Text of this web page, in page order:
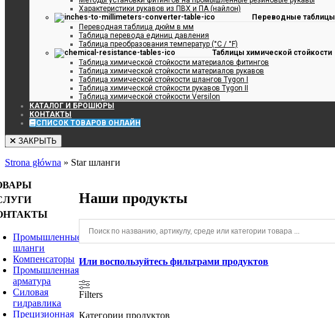
Характеристики рукавов из ПВХ и ПА (найлон)
Переводные таблицы
Переводная таблица дюйм в мм
Таблица перевода единиц давления
Таблица преобразования температур (°C / °F)
Таблицы химической стойкости
Таблица химической стойкости материалов фитингов
Таблица химической стойкости материалов рукавов
Таблица химической стойкости шлангов Tygon I
Таблица химической стойкости рукавов Tygon II
Таблица химической стойкости Versilon
КАТАЛОГ И БРОШЮРЫ
КОНТАКТЫ
СПИСОК ТОВАРОВ ОНЛАЙН
ЗАКРЫТЬ
Strona główna » Star шланги
Наши продукты
Или воспользуйтесь фильтрами продуктов
Filters
Категории продуктов
Промышленные
шланги
Компенсаторы
Промышленная
арматура
Силовая
гидравлика
Прецизионная